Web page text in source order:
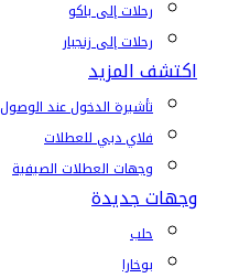
رحلات إلى باكو
رحلات إلى زنجبار
اكتشف المزيد
تأشيرة الدخول عند الوصول
فلاي دبي للعطلات
وجهات العطلات الصيفية
وجهات جديدة
حلب
بوخارا